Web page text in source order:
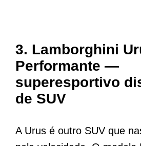
3. Lamborghini
Performante —
superesportivo
de SUV
A Urus é outro SUV que